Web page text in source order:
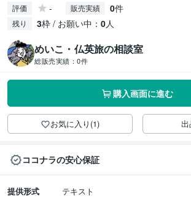
評価 - 販売実績 0件
残り 3枠 / お願い中： 0人
めいこ・仏英旅の相談室
総販売実績： 0件
購入画面に進む
お気に入り(1)
ココナラの安心保証
提供形式
テキスト